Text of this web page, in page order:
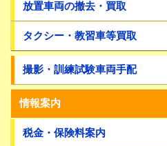
放置車両の撤去・買取
タクシー・教習車等買取
撮影・訓練試験車両手配
情報案内
税金・保険料案内